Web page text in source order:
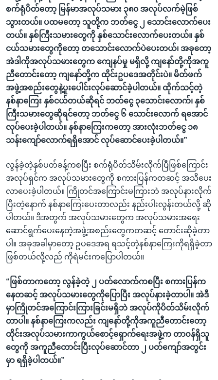
စက်ရုံပိတ်တော့ မြန်မာအလုပ်သမား ၃၈၀ အလုပ်လက်မဲ့ဖြစ်
သွားတယ်။ ပထမတော့ သူတို့က ဘတ်ငွေ ၂ သောင်းလောက်ပေး
တယ်။ နှစ်ကြီးသမားတွေကို နှစ်သောင်းလောက်ပေးတယ်။ နှစ်
ငယ်သမားတွေကိုတော့ တသောင်းလောက်ပဲပေးတယ်၊ အခုတော့
အဲဒါကိုအလုပ်သမားတွေက ကျေနပ်မှု မရှိလို့ ကျနော်တို့ကိုအကူ
ညီတောင်းတော့ ကျနော်တို့က ထိုင်းဥပဒေအတိုင်းပဲ။ မိတ်ဖက်
အဖွဲ့အစည်းတွေနဲ့ပူးပေါင်းလုပ်ဆောင်ခဲ့ပါတယ်။ ထိုက်သင့်တဲ့
နစ်နာကြေး နှစ်ငယ်တယ်ဆိုရင် ဘတ်ငွေ ၃သောင်းလောက်၊ နှစ်
ကြီးသမားတွေဆိုရင်တော့ ဘတ်ငွေ ၆ သောင်းလောက် ရအောင်
လုပ်ပေးခဲ့ပါတယ်။ နစ်နာကြေးကတော့ အားလုံးဘတ်ငွေ ၁၈
သန်းကျော်လောက်ရရှိအောင် လုပ်ဆောင်ပေးခဲ့ပါတယ်။”
လွန်ခဲ့တဲ့နှစ်ပတ်ခန့်ကစပြီး စက်ရုံပိတ်သိမ်းလိုက်ပြီဖြစ်ကြောင်း
အလုပ်ရှင်က အလုပ်သမားတွေကို စကားပြန်ကတဆင့် အသိပေး
လာပေးခဲ့ပါတယ်။ ကြိုတင်အကြောင်းမကြားဘဲ အလုပ်နားလိုက်
ပြီးတဲ့နောက် နစ်နာကြေးပေးတာလည်း နည်းပါးလွန်းတယ်လို့ ဆို
ပါတယ်။ ဒီအတွက် အလုပ်သမားတွေက အလုပ်သမားအရေး
ဆောင်ရွက်ပေးနေတဲ့အဖွဲ့အစည်းတွေကတဆင့် တောင်းဆိုခဲ့တာ
ပါ။ အခုအခါမှာတော့ ဥပဒေအရ ရသင့်တဲ့နစ်နာကြေးကိုရရှိခဲ့တာ
ဖြစ်တယ်လို့လည် ကိုရဲမင်းကပြောပါတယ်။
“ဖြစ်တာကတော့ လွန်ခဲ့တဲ့ ၂ ပတ်လောက်ကစပြီး စကားပြန်က
နေတဆင့် အလုပ်သမားတွေကိုပြောပြီး အလုပ်နားခဲ့တာပါ။ အဲဒီ
မှာကြိုတင်အကြောင်းကြားခြင်းမရှိဘဲ အလုပ်ကိုပိတ်သိမ်းလိုက်
တာပါ။ နစ်နာကြေးကလည်း ကျနော်တို့ကိုအကူညီတောင်းတော့
ထိုင်းအလုပ်သမားကာကွယ်စောင့်ရှောက်ရေးအဖွဲ့က တာဝန်ရှိသူ
တွေကို အကူညီတောင်းပြီးလုပ်ဆောင်တာ ၂ ပတ်ကျော်အတွင်း
မှာ ရရှိခဲ့ပါတယ်။”